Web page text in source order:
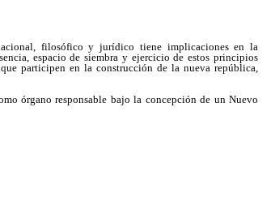
filosófico y jurídico tiene implicaciones en la
espacio de siembra y ejercicio de estos principios
participen en la construcción de la nueva república,
órgano responsable bajo la concepción de un Nuevo